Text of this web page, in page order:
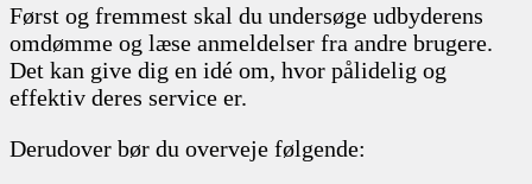
Først og fremmest skal du undersøge udbyderens
omdømme og læse anmeldelser fra andre brugere.
Det kan give dig en idé om, hvor pålidelig og
effektiv deres service er.
Derudover bør du overveje følgende: